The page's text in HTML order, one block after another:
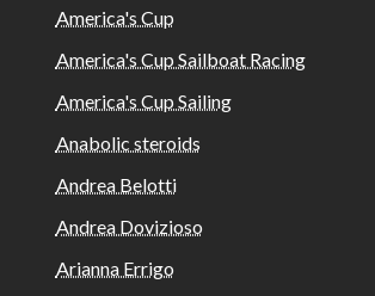
America's Cup
America's Cup Sailboat Racing
America's Cup Sailing
Anabolic steroids
Andrea Belotti
Andrea Dovizioso
Arianna Errigo